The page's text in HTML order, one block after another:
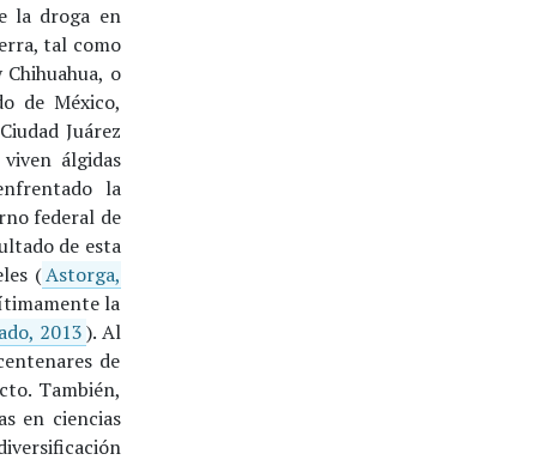
la droga en
tal como
o
de México,
Juárez
álgidas
la
federal de
de esta
(Astorga,
la
2013). Al
de
También,
en ciencias